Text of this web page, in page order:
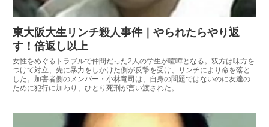
東大阪大生リンチ殺人事件｜やられたらやり返
す！倍返し以上
女性をめぐるトラブルで仲間だった2人の学生が喧嘩となる。双方は味方を
つけて対立、先に暴力をしかけた側が反撃を受け、リンチにより命を落と
した。加害者側のメンバー・小林竜司は、自身の問題ではないのに友達の
ために犯行に加わり、ひとり死刑が言い渡された。